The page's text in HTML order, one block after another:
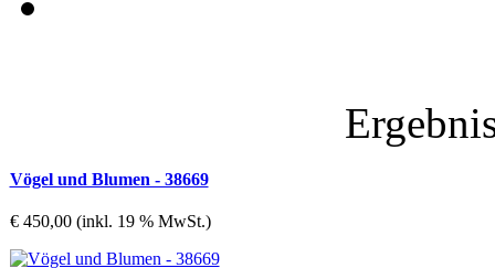
Vögel und Blumen - 38669
€ 450,00 (inkl. 19 % MwSt.)